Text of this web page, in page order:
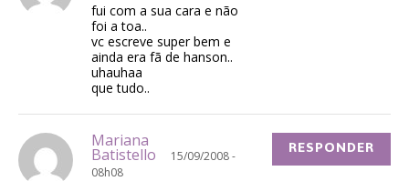
fui com a sua cara e não
foi a toa..
vc escreve super bem e
ainda era fã de hanson..
uhauhaa
que tudo..
Mariana
Batistello
15/09/2008 -
08h08
RESPONDER